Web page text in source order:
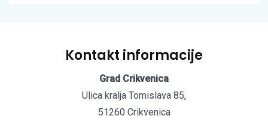
Kontakt informacije
Grad Crikvenica
Ulica kralja Tomislava 85,
51260 Crikvenica